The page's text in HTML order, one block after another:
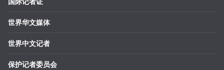
世界华文媒体
世界中文记者
保护记者委员会